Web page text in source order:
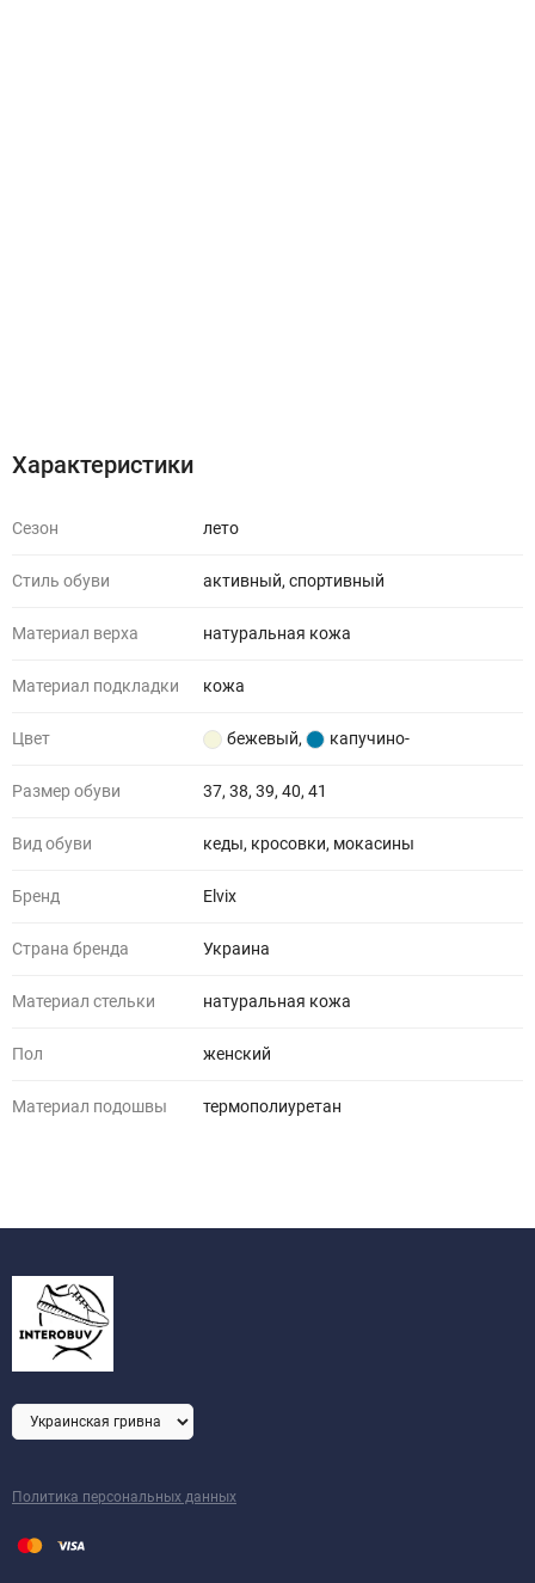
Характеристики
Сезон лето
Стиль обуви активный, спортивный
Материал верха натуральная кожа
Материал подкладки кожа
Цвет бежевый, капучино-
Размер обуви 37, 38, 39, 40, 41
Вид обуви кеды, кросовки, мокасины
Бренд Elvix
Страна бренда Украина
Материал стельки натуральная кожа
Пол женский
Материал подошвы термополиуретан
Политика персональных данных